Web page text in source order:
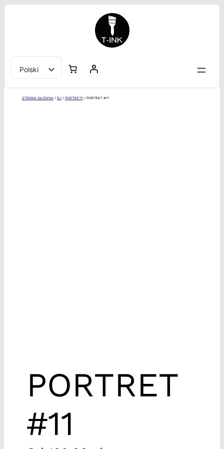
Przejdź
do
treści
Polski
English
STRONA GŁÓWNA / BJ/ PORTRETY/ PORTRET #11
PORTRET
#11